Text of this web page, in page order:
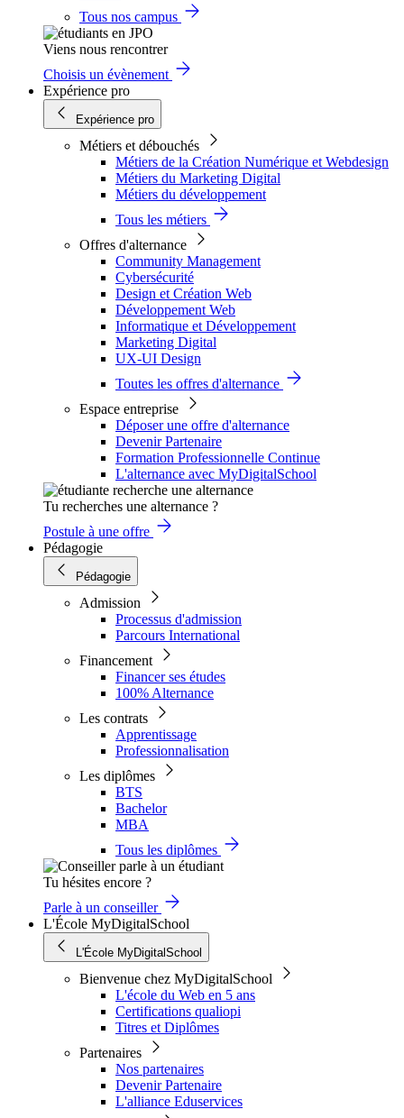
Tous nos campus
Viens nous rencontrer
Choisis un évènement
Expérience pro
Expérience pro
Métiers et débouchés
Métiers de la Création Numérique et Webdesign
Métiers du Marketing Digital
Métiers du développement
Tous les métiers
Offres d'alternance
Community Management
Cybersécurité
Design et Création Web
Développement Web
Informatique et Développement
Marketing Digital
UX-UI Design
Toutes les offres d'alternance
Espace entreprise
Déposer une offre d'alternance
Devenir Partenaire
Formation Professionnelle Continue
L'alternance avec MyDigitalSchool
Tu recherches une alternance ?
Postule à une offre
Pédagogie
Pédagogie
Admission
Processus d'admission
Parcours International
Financement
Financer ses études
100% Alternance
Les contrats
Apprentissage
Professionnalisation
Les diplômes
BTS
Bachelor
MBA
Tous les diplômes
Tu hésites encore ?
Parle à un conseiller
L'École MyDigitalSchool
L'École MyDigitalSchool
Bienvenue chez MyDigitalSchool
L'école du Web en 5 ans
Certifications qualiopi
Titres et Diplômes
Partenaires
Nos partenaires
Devenir Partenaire
L'alliance Eduservices